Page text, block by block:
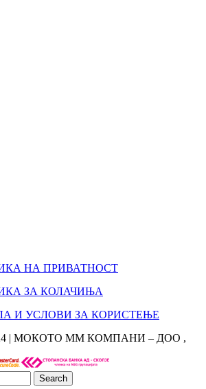
НА ПРИВАТНОСТ
ЗА КОЛАЧИЊА
И УСЛОВИ ЗА КОРИСТЕЊЕ
| МОКОТО ММ КОМПАНИ – ДОО ,
Search